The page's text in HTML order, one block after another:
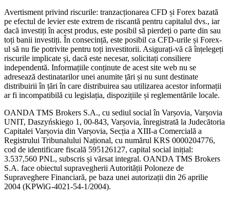
Avertisment privind riscurile: tranzacționarea CFD și Forex bazată
pe efectul de levier este extrem de riscantă pentru capitalul dvs., iar
dacă investiți în acest produs, este posibil să pierdeți o parte din sau
toți banii investiți. În consecință, este posibil ca CFD-urile și Forex-
ul să nu fie potrivite pentru toți investitorii. Asigurați-vă că înțelegeți
riscurile implicate și, dacă este necesar, solicitați consiliere
independentă. Informațiile conținute de acest site web nu se
adresează destinatarilor unei anumite țări și nu sunt destinate
distribuirii în țări în care distribuirea sau utilizarea acestor informații
ar fi incompatibilă cu legislația, dispozițiile și reglementările locale.
OANDA TMS Brokers S.A., cu sediul social în Varșovia, Varșovia
UNIT, Daszyńskiego 1, 00-843, Varșovia, înregistrată la Judecătoria
Capitalei Varșovia din Varșovia, Secția a XIII-a Comercială a
Registrului Tribunalului Național, cu numărul KRS 0000204776,
cod de identificare fiscală 595126127, capital social inițial:
3.537,560 PNL, subscris și vărsat integral. OANDA TMS Brokers
S.A. face obiectul supravegherii Autorității Poloneze de
Supraveghere Financiară, pe baza unei autorizații din 26 aprilie
2004 (KPWiG-4021-54-1/2004).